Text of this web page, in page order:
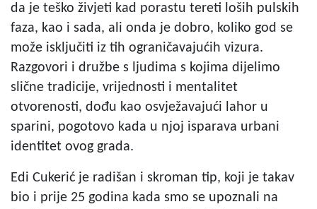
da je teško živjeti kad porastu tereti loših pulskih
faza, kao i sada, ali onda je dobro, koliko god se
može isključiti iz tih ograničavajućih vizura.
Razgovori i družbe s ljudima s kojima dijelimo
slične tradicije, vrijednosti i mentalitet
otvorenosti, dođu kao osvježavajući lahor u
sparini, pogotovo kada u njoj isparava urbani
identitet ovog grada.
Edi Cukerić je radišan i skroman tip, koji je takav
bio i prije 25 godina kada smo se upoznali na